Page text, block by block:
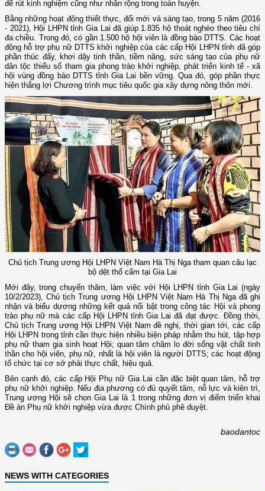
để rút kinh nghiệm cũng như nhân rộng trong toàn huyện.
Bằng những hoạt động thiết thực, đổi mới và sáng tạo, trong 5 năm (2016
- 2021), Hội LHPN tỉnh Gia Lai đã giúp 1.835 hộ thoát nghèo theo tiêu chí
đa chiều. Trong đó, có gần 1.500 hộ hội viên là đồng bào DTTS. Các hoạt
động hỗ trợ phụ nữ DTTS khởi nghiệp của các cấp Hội LHPN tỉnh đã góp
phần thúc đẩy, khơi dậy tinh thần, tiềm năng, sức sáng tạo của phụ nữ
dân tộc thiểu số tham gia phong trào khởi nghiệp, phát triển kinh tế - xã
hội vùng đồng bào DTTS tỉnh Gia Lai bền vững. Qua đó, góp phần thực
hiện thắng lợi Chương trình mục tiêu quốc gia xây dựng nông thôn mới.
Chủ tịch Trung ương Hội LHPN Việt Nam Hà Thị Nga tham quan câu lạc
bộ dệt thổ cẩm tại Gia Lai
Mới đây, trong chuyến thăm, làm việc với Hội LHPN tỉnh Gia Lai (ngày
10/2/2023), Chủ tịch Trung ương Hội LHPN Việt Nam Hà Thị Nga đã ghi
nhận và biểu dương những kết quả nổi bật trong công tác Hội và phong
trào phụ nữ mà các cấp Hội LHPN tỉnh Gia Lai đã đạt được. Đồng thời,
Chủ tịch Trung ương Hội LHPN Việt Nam đề nghị, thời gian tới, các cấp
Hội LHPN trong tỉnh cần thực hiện nhiều biện pháp nhằm thu hút, tập hợp
phụ nữ tham gia sinh hoạt Hội; quan tâm chăm lo đời sống vật chất tinh
thần cho hội viên, phụ nữ, nhất là hội viên là người DTTS; các hoạt động
tổ chức tại cơ sở phải thực chất, hiệu quả.
Bên cạnh đó, các cấp Hội Phụ nữ Gia Lai cần đặc biệt quan tâm, hỗ trợ
phụ nữ khởi nghiệp. Nếu địa phương có đủ quyết tâm, nỗ lực và kiên trì,
Trung ương Hội sẽ chọn Gia Lai là 1 trong những đơn vị điểm triển khai
Đề án Phụ nữ khởi nghiệp vừa được Chính phủ phê duyệt.
baodantoc
NEWS WITH CATEGORIES